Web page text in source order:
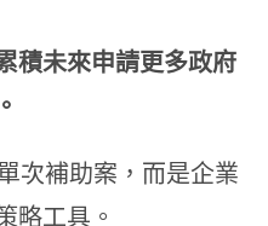
積未來申請更多政府
次補助案，而是企業
略工具。